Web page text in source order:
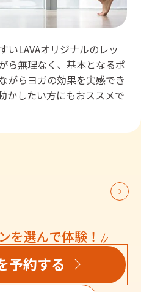
いLAVAオリジナルのレッ
ら無理なく、基本となるポ
がらヨガの効果を実感でき
かしたい方にもおススメで
を選んで体験！
予約する